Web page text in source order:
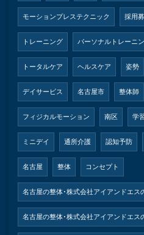
モーションプレステクニック 採用
トレーニング パーソナルトレーニ
トータルケア ヘルスケア 姿勢
デイサービス 名古屋市 整体師
フィジカルモーション 南区 学
ミニデイ 通所介護 認知予防
名古屋 整体 コンセプト
名古屋の整体･株式会社アイアンドエス
名古屋の整体･株式会社アイアンドエス